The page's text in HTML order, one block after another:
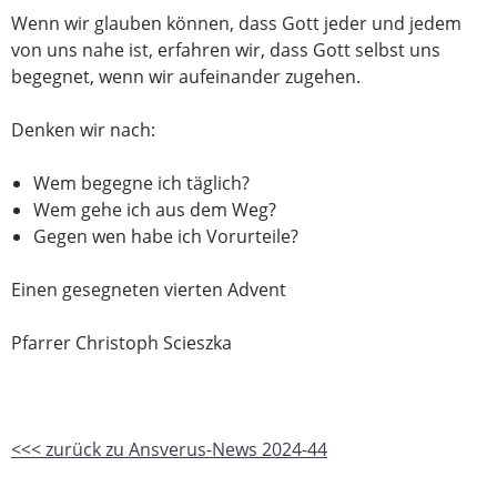
Wenn wir glauben können, dass Gott jeder und jedem
von uns nahe ist, erfahren wir, dass Gott selbst uns
begegnet, wenn wir aufeinander zugehen.
Denken wir nach:
Wem begegne ich täglich?
Wem gehe ich aus dem Weg?
Gegen wen habe ich Vorurteile?
Einen gesegneten vierten Advent
Pfarrer Christoph Scieszka
<<< zurück zu Ansverus-News 2024-44